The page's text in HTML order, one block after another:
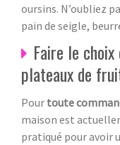
oursins. N’oubliez
pain de seigle,
Faire le
plateaux de
Pour toute
maison est
pratiqué pour avoir